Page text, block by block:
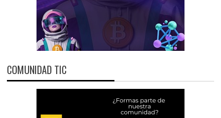
COMUNIDAD TIC